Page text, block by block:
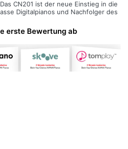
CN201 ist der neue Einstieg in die
Digitalpianos und Nachfolger des
erste Bewertung ab